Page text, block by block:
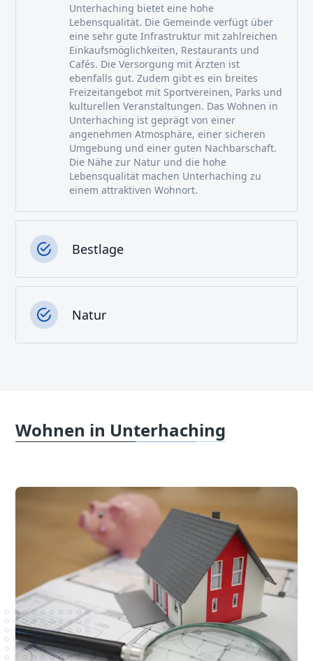
Unterhaching bietet eine hohe
Lebensqualität. Die Gemeinde verfügt über
eine sehr gute Infrastruktur mit zahlreichen
Einkaufsmöglichkeiten, Restaurants und
Cafés. Die Versorgung mit Ärzten ist
ebenfalls gut. Zudem gibt es ein breites
Freizeitangebot mit Sportvereinen, Parks und
kulturellen Veranstaltungen. Das Wohnen in
Unterhaching ist geprägt von einer
angenehmen Atmosphäre, einer sicheren
Umgebung und einer guten Nachbarschaft.
Die Nähe zur Natur und die hohe
Lebensqualität machen Unterhaching zu
einem attraktiven Wohnort.
Bestlage
Natur
Wohnen in Unterhaching